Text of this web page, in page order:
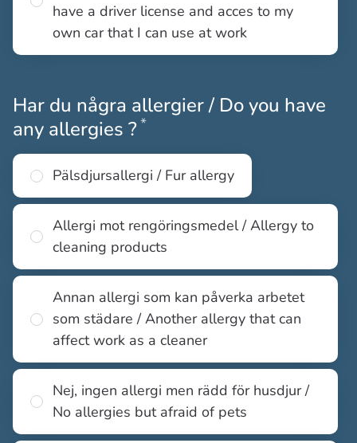
have a driver license and acces to my
own car that I can use at work
Har du några allergier / Do you have
any allergies ?*Obligatoriskt
Pälsdjursallergi / Fur allergy
Allergi mot rengöringsmedel / Allergy to
cleaning products
Annan allergi som kan påverka arbetet
som städare / Another allergy that can
affect work as a cleaner
Nej, ingen allergi men rädd för husdjur /
No allergies but afraid of pets